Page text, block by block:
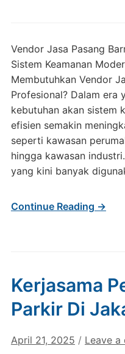
Vendor Jasa Pasang
Sistem Keamanan
Membutuhkan Vendor
Profesional? Dalam era
kebutuhan akan sistem
efisien semakin
seperti kawasan
hingga kawasan
yang kini banyak
Continue Reading →
Kerjasama
Parkir Di
April 21, 2025 / Leave a